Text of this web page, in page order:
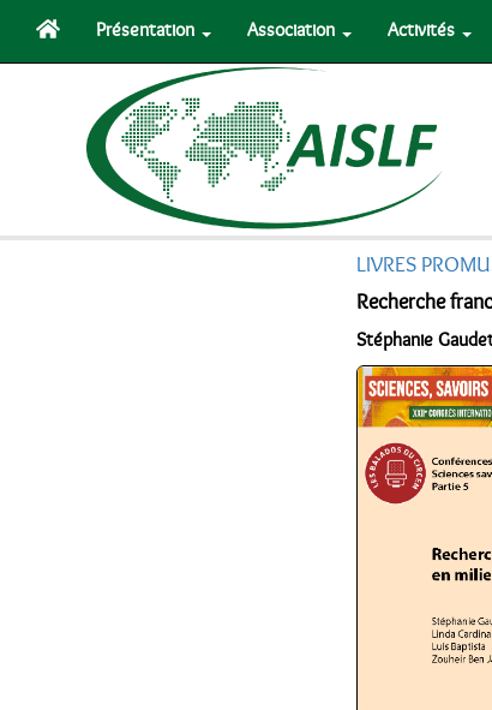
Présentation Association Activités
LIVRES
Recherche
Stéphanie